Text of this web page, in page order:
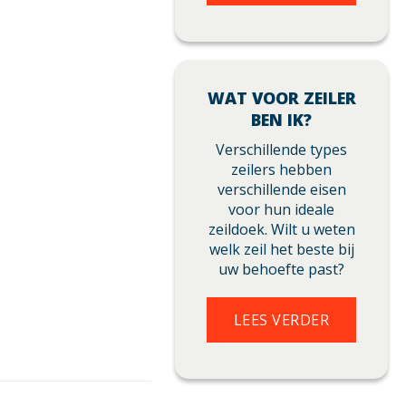
WAT VOOR ZEILER
BEN IK?
Verschillende types
zeilers hebben
verschillende eisen
voor hun ideale
zeildoek. Wilt u weten
welk zeil het beste bij
uw behoefte past?
LEES VERDER